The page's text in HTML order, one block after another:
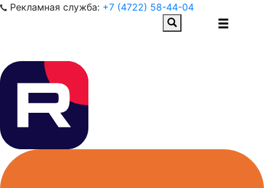
Рекламная служба: +7 (4722) 58-44-04